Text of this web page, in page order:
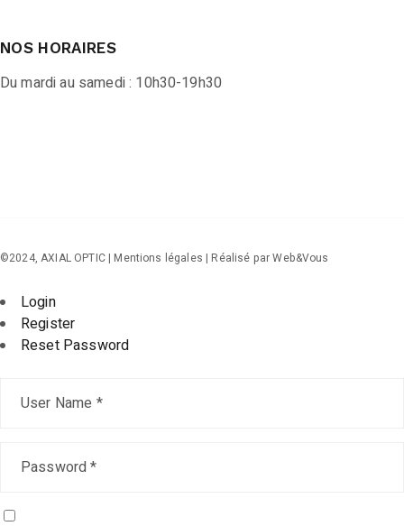
NOS HORAIRES
Du mardi au samedi : 10h30-19h30
©2024, AXIAL OPTIC | Mentions légales | Réalisé parWeb&Vous
Login
Register
Reset Password